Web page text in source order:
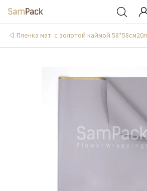
Пленка мат. с золотой каймой 58*58см20л